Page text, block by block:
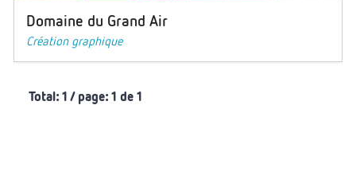
Domaine du Grand Air
Création graphique
Total: 1 / page: 1 de 1